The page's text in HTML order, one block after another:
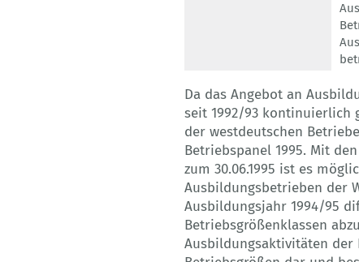
Da das Angebot an
seit 1992/93 kontinuierlich
der westdeutschen
Betriebspanel 1995. Mit
zum 30.06.1995 ist es
Ausbildungsbetrieben der
Ausbildungsjahr 1994/95
Betriebsgrößenklassen
Ausbildungsaktivitäten der